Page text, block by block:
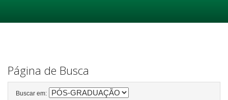
Página de Busca
Buscar em: